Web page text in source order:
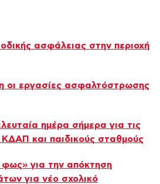
ασφάλειας στην περιοχή
οι εργασίες ασφαλτόστρωσης
ημέρα σήμερα για τις
και παιδικούς σταθμούς
για την απόκτηση
για νέο σχολικό